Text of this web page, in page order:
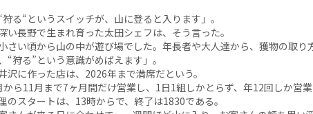
“狩る“というスイッチが、山に登ると入ります」。
い長野で生まれ育った太田シェフは、そう言った。
小さい頃から山の中が遊び場でした。年長者や大人達から、獲物の取
“狩る”という意識がめばえます」。
沢に作った店は、2026年まで満席だという。
から11月まで7ヶ月間だけ営業し、1日1組しかとらず、年12回しか営業
のスタートは、13時からで、終了は1830である。